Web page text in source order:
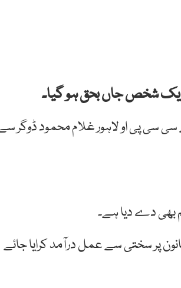
ایک شخص جاں بحق ہو گیا۔
سی سی پی او لاہور غلام محمود ڈوگر
بھی دے دیا ہے۔
پر سختی سے عمل درآمد کرایا جائے